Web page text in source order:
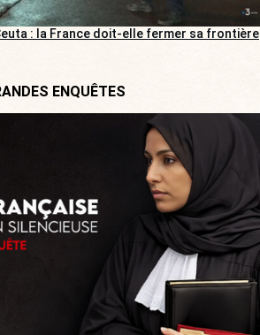
: la France doit-elle fermer sa frontière
ENQUÊTES